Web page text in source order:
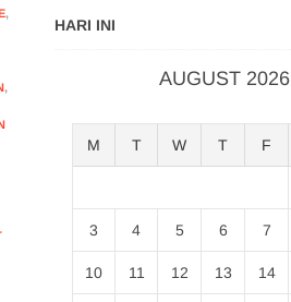
,
,
HARI INI
AUGUST 2026
M T W T F
3 4 5 6 7
10 11 12 13 14